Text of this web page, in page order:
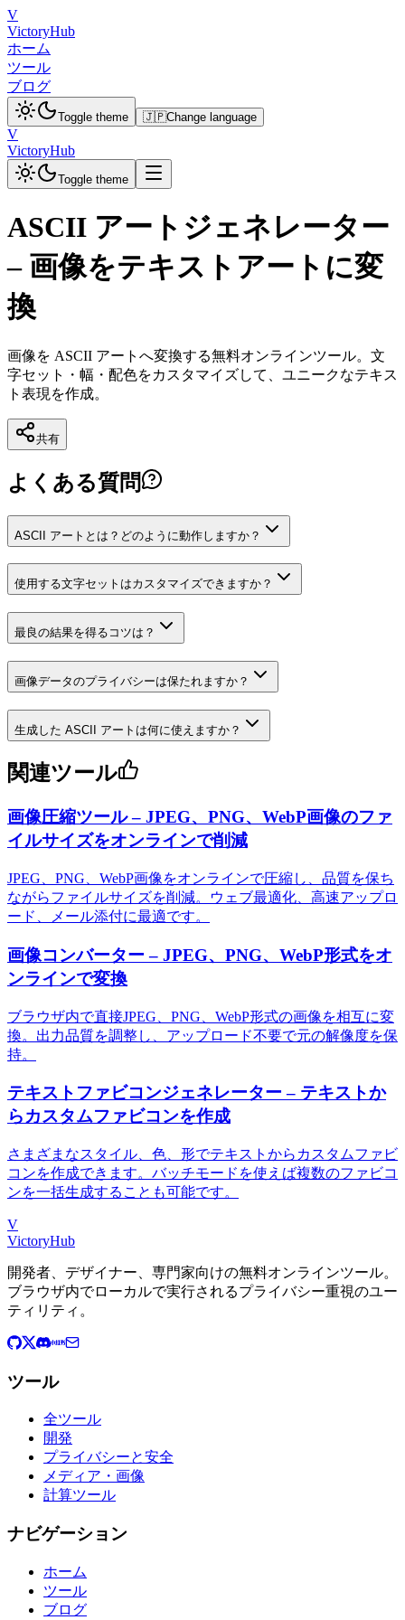
V
VictoryHub
ホーム
ツール
ブログ
Toggle theme 🇯🇵Change language
V
VictoryHub
Toggle theme
ASCII アートジェネレーター
– 画像をテキストアートに変
換
画像を ASCII アートへ変換する無料オンラインツール。文
字セット・幅・配色をカスタマイズして、ユニークなテキス
ト表現を作成。
共有
よくある質問
ASCII アートとは？どのように動作しますか？
使用する文字セットはカスタマイズできますか？
最良の結果を得るコツは？
画像データのプライバシーは保たれますか？
生成した ASCII アートは何に使えますか？
関連ツール
画像圧縮ツール – JPEG、PNG、WebP画像のファ
イルサイズをオンラインで削減
JPEG、PNG、WebP画像をオンラインで圧縮し、品質を保ち
ながらファイルサイズを削減。ウェブ最適化、高速アップロ
ード、メール添付に最適です。
画像コンバーター – JPEG、PNG、WebP形式をオ
ンラインで変換
ブラウザ内で直接JPEG、PNG、WebP形式の画像を相互に変
換。出力品質を調整し、アップロード不要で元の解像度を保
持。
テキストファビコンジェネレーター – テキストか
らカスタムファビコンを作成
さまざまなスタイル、色、形でテキストからカスタムファビ
コンを作成できます。バッチモードを使えば複数のファビコ
ンを一括生成することも可能です。
V
VictoryHub
開発者、デザイナー、専門家向けの無料オンラインツール。
ブラウザ内でローカルで実行されるプライバシー重視のユー
ティリティ。
ツール
全ツール
開発
プライバシーと安全
メディア・画像
計算ツール
ナビゲーション
ホーム
ツール
ブログ